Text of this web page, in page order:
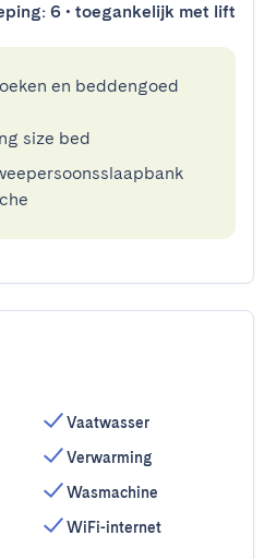
6 • toegankelijk met lift
en beddengoed
size bed
Vaatwasser
Verwarming
Wasmachine
WiFi-internet